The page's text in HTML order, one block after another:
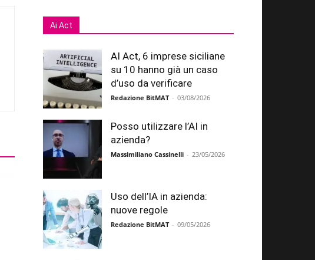
Ai Act
AI Act, 6 imprese siciliane
su 10 hanno già un caso
d’uso da verificare
Redazione BitMAT - 03/08/2026
Posso utilizzare l’AI in
azienda?
Massimiliano Cassinelli - 23/05/2026
Uso dell’IA in azienda:
nuove regole
Redazione BitMAT - 09/05/2026